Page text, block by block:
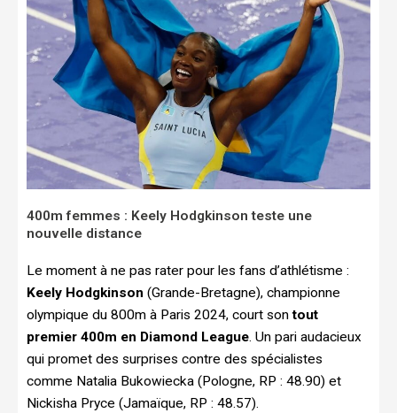
400m femmes : Keely Hodgkinson teste une
nouvelle distance
Le moment à ne pas rater pour les fans d’athlétisme :
Keely Hodgkinson (Grande-Bretagne), championne
olympique du 800m à Paris 2024, court sontout
premier 400m en Diamond League. Un pari audacieux
qui promet des surprises contre des spécialistes
comme Natalia Bukowiecka (Pologne, RP : 48.90) et
Nickisha Pryce (Jamaïque, RP : 48.57).